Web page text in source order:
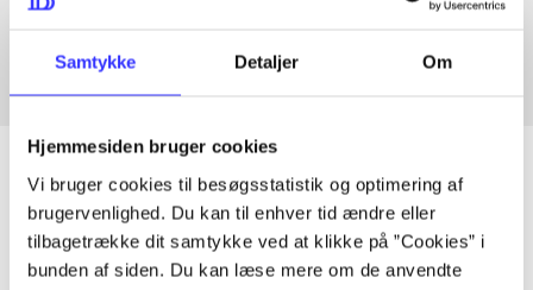
Samtykke Detaljer Om
Hjemmesiden bruger cookies
Vi bruger cookies til besøgsstatistik og optimering af
brugervenlighed. Du kan til enhver tid ændre eller
tilbagetrække dit samtykke ved at klikke på ”Cookies” i
bunden af siden. Du kan læse mere om de anvendte
Fra
Artikler
Alle registrerede artikler fordelt på udgivelser